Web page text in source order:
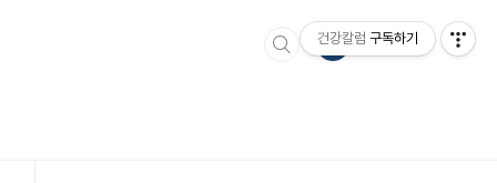
건강칼럼 구독하기